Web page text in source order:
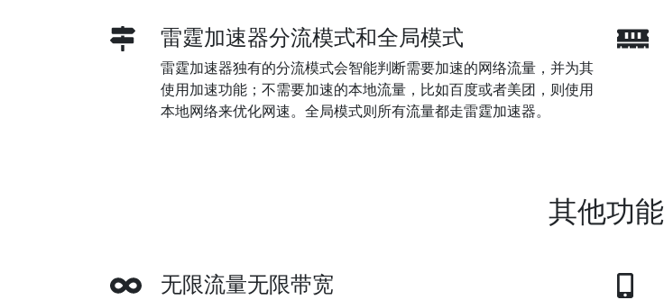
雷霆加速器分流模式和全局模式
雷霆加速器独有的分流模式会智能判断需要加速的网络流量，并为其
使用加速功能；不需要加速的本地流量，比如百度或者美团，则使用
本地网络来优化网速。全局模式则所有流量都走雷霆加速器。
其他功能
无限流量无限带宽